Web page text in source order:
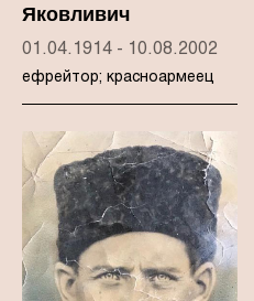
Яковливич
01.04.1914 - 10.08.2002
ефрейтор; красноармеец